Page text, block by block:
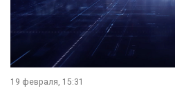
19 февраля, 15:31